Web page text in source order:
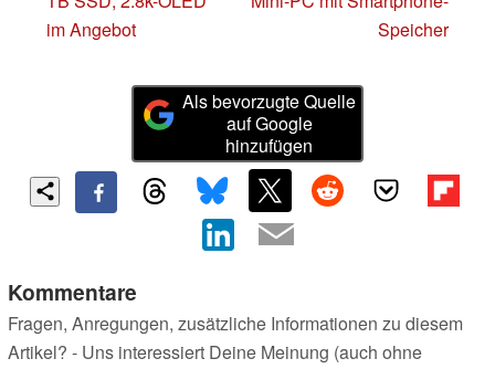
im Angebot
Speicher
Als bevorzugte Quelle
auf Google
hinzufügen
Kommentare
Fragen, Anregungen, zusätzliche Informationen zu diesem
Artikel? - Uns interessiert Deine Meinung (auch ohne